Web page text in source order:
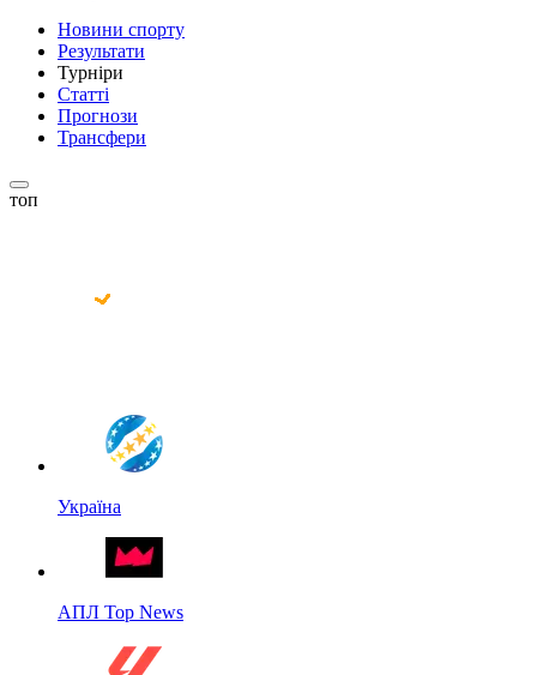
Новини спорту
Результати
Турніри
Статті
Прогнози
Трансфери
топ
Україна
АПЛ Top News